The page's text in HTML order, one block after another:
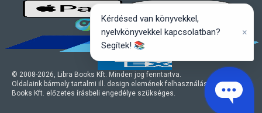
© 2008-2026, Libra Books Kft. Minden jog fenntartva.
Oldalaink bármely tartalmi ill. design elemének felhasználásához a Libra
Books Kft. előzetes írásbeli engedélye szükséges.
Kérdésed van könyvekkel,
nyelvkönyvekkel kapcsolatban?
Segítek! 📚
×